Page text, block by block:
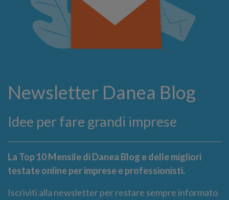
Newsletter Danea Blog
Idee per fare grandi imprese
La Top 10 Mensile di Danea Blog e delle migliori
testate online per imprese e professionisti.
Iscriviti alla newsletter per restare sempre informato